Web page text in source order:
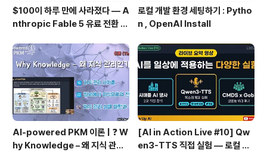
$100이 하루 만에 사라졌다 — A
nthropic Fable 5 유료 전환 사
로컬 개발 환경 세팅하기 : Pytho
n , OpenAI Install
AI-powered PKM 이론 | ❓ W
hy Knowledge – 왜 지식 관리
[AI in Action Live #10] Qw
en3-TTS 직접 실험 — 로컬 설